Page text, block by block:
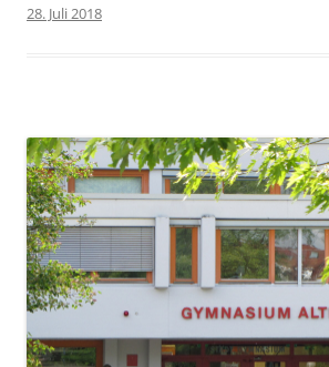
28. Juli 2018